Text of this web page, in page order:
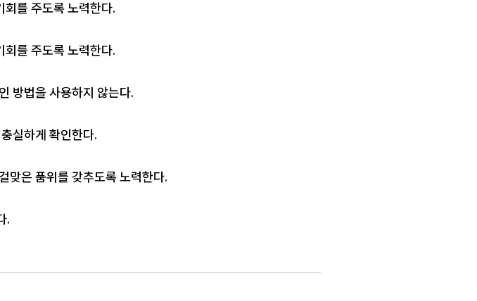
를 주도록 노력한다.
를 주도록 노력한다.
방법을 사용하지 않는다.
실하게 확인한다.
맞은 품위를 갖추도록 노력한다.
.